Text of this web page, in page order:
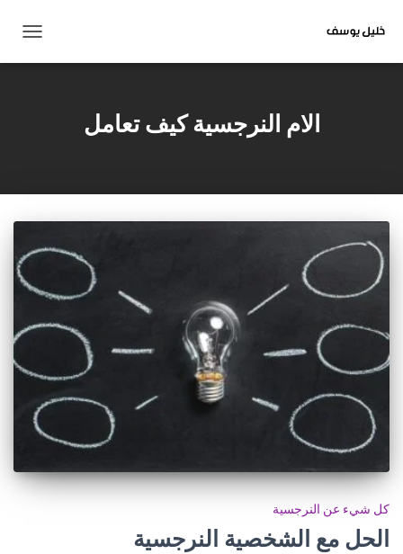
التنقل
الام النرجسية كيف تعامل
كل شيء عن النرجسية
الحل مع الشخصية النرجسية